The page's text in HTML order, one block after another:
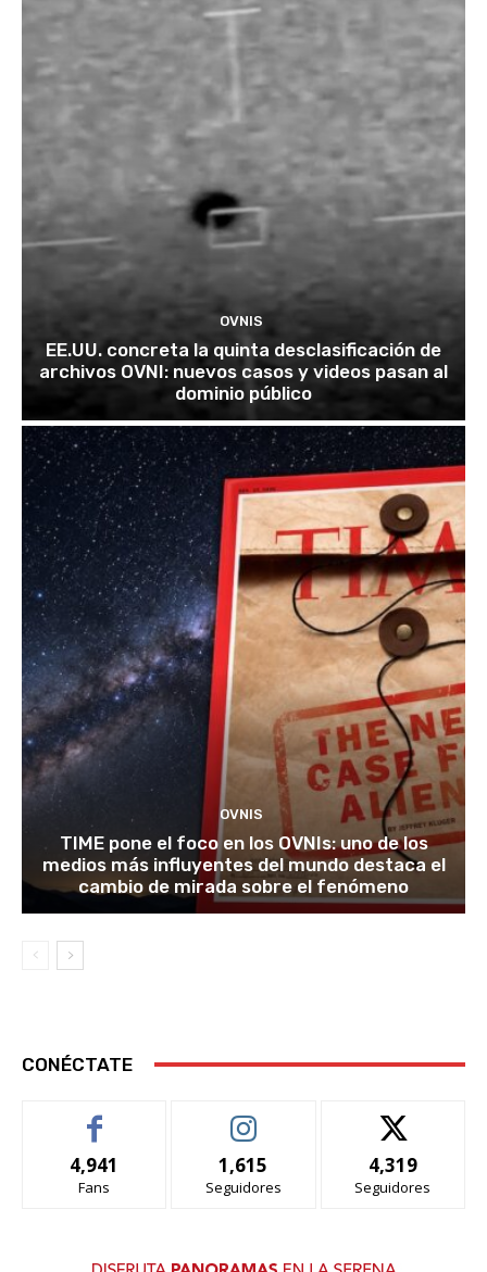
OVNIS
EE.UU. concreta la quinta desclasificación de
archivos OVNI: nuevos casos y videos pasan al
dominio público
OVNIS
TIME pone el foco en los OVNIs: uno de los
medios más influyentes del mundo destaca el
cambio de mirada sobre el fenómeno
CONÉCTATE
4,941
Fans
1,615
Seguidores
4,319
Seguidores